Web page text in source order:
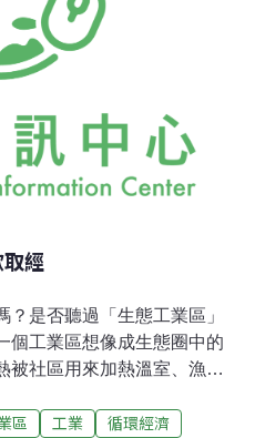
學並在會議上固定碰面的會
天會後的重點就常常是：今
有趣而有特色的PUB，對
斯德哥爾
經
是否聽過「生態工業區」
個工業區想像成生態圈中的
被社區用來加熱溫室、漁塭
作動力，而製藥廠產生的廢
區 工業 循環經濟